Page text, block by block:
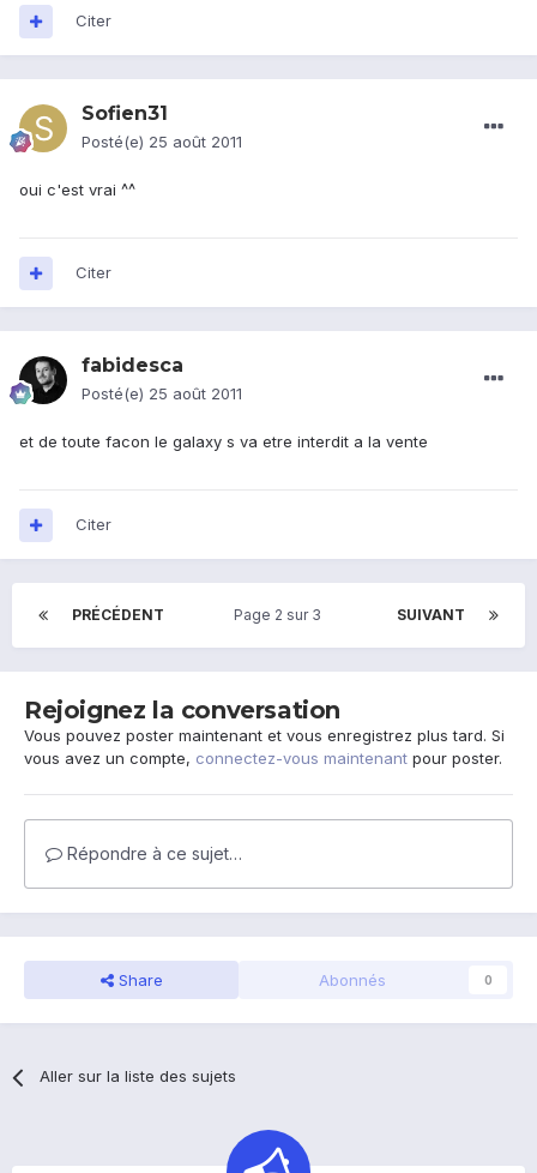
Citer
Sofien31
Posté(e) 25 août 2011
oui c'est vrai ^^
Citer
fabidesca
Posté(e) 25 août 2011
et de toute facon le galaxy s va etre interdit a la vente
Citer
PRÉCÉDENT SUIVANT
Page 2 sur 3
Rejoignez la conversation
Vous pouvez poster maintenant et vous enregistrez plus tard. Si
vous avez un compte, connectez-vous maintenant pour poster.
Répondre à ce sujet…
Share Abonnés 0
Aller sur la liste des sujets